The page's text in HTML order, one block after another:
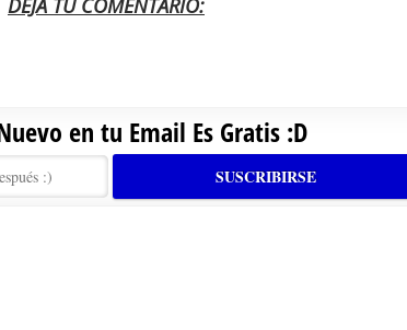
DEJA TU COMENTARIO:
en tu Email Es Gratis :D